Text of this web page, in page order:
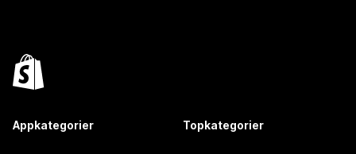
Appkategorier Topkategorier